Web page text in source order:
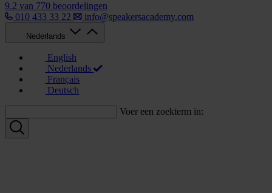
9.2 van 770 beoordelingen
010 433 33 22
info@speakersacademy.com
Nederlands
English
Nederlands
Français
Deutsch
Voer een zoekterm in: